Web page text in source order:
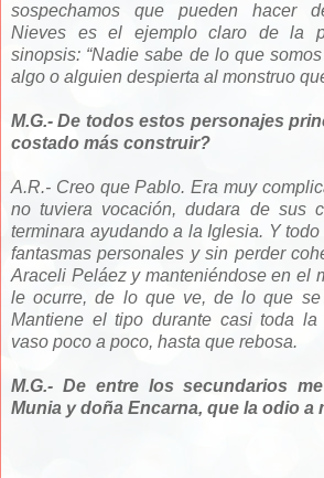
sospechamos que pueden hacer
Nieves es el ejemplo claro de la
sinopsis: “Nadie sabe de lo que
algo o alguien despierta al monstruo
M.G.- De todos estos personajes
costado más construir?
A.R.- Creo que Pablo. Era muy
no tuviera vocación, dudara de sus
terminara ayudando a la Iglesia. Y
fantasmas personales y sin perder
Araceli Peláez y manteniéndose en el
le ocurre, de lo que ve, de lo que se
Mantiene el tipo durante casi toda
vaso poco a poco, hasta que rebosa.
M.G.- De entre los secundarios
Munia y doña Encarna, que la odio a